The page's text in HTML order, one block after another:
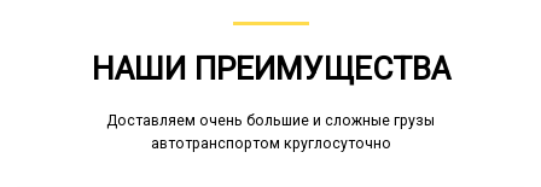
НАШИ ПРЕИМУЩЕСТВА
Доставляем очень большие и сложные грузы
автотранспортом круглосуточно